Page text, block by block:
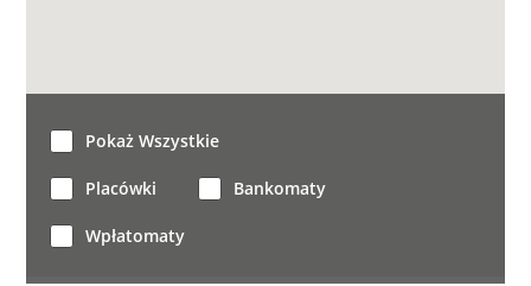
Pokaż Wszystkie
Placówki Bankomaty
Wpłatomaty